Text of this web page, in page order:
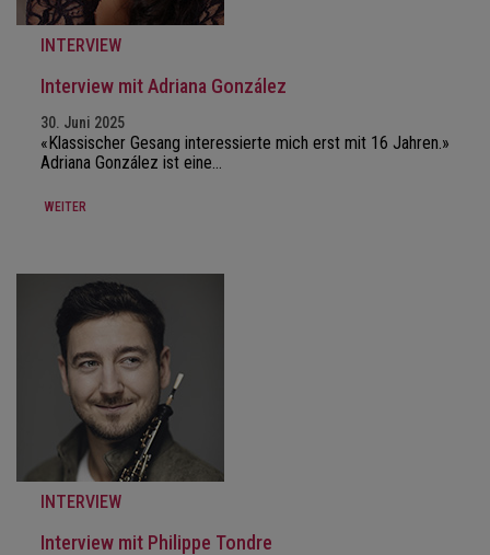
INTERVIEW
Interview mit Adriana González
30. Juni 2025
«Klassischer Gesang interessierte mich erst mit 16 Jahren.»
Adriana González ist eine…
WEITER
INTERVIEW
Interview mit Philippe Tondre